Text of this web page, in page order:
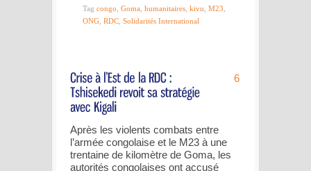
Tag congo Goma humanitaires kivu M23
ONG RDC Solidarités International
6
Après les violents combats entre
l’armée congolaise et le M23 à une
trentaine de kilomètre de Goma, les
autorités congolaises ont accusé